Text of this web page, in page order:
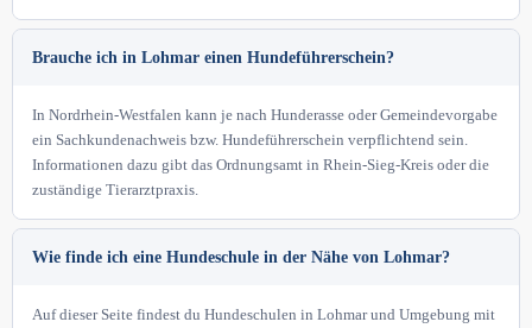
Brauche ich in Lohmar einen Hundeführerschein?
In Nordrhein-Westfalen kann je nach Hunderasse oder Gemeindevorgabe
ein Sachkundenachweis bzw. Hundeführerschein verpflichtend sein.
Informationen dazu gibt das Ordnungsamt in Rhein-Sieg-Kreis oder die
zuständige Tierarztpraxis.
Wie finde ich eine Hundeschule in der Nähe von Lohmar?
Auf dieser Seite findest du Hundeschulen in Lohmar und Umgebung mit